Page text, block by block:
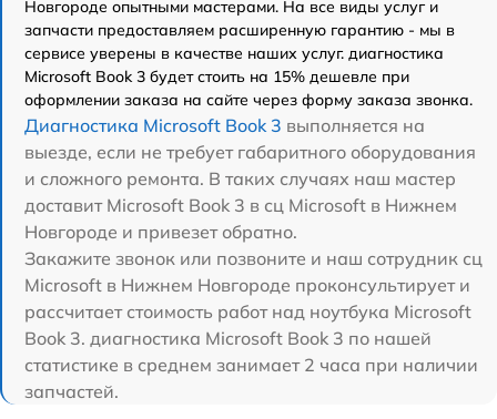
Новгороде опытными мастерами. На все виды услуг и
запчасти предоставляем расширенную гарантию - мы в
сервисе уверены в качестве наших услуг. диагностика
Microsoft Book 3 будет стоить на 15% дешевле при
оформлении заказа на сайте через форму заказа звонка.
Диагностика Microsoft Book 3 выполняется на
выезде, если не требует габаритного оборудования
и сложного ремонта. В таких случаях наш мастер
доставит Microsoft Book 3 в сц Microsoft в Нижнем
Новгороде и привезет обратно.
Закажите звонок или позвоните и наш сотрудник сц
Microsoft в Нижнем Новгороде проконсультирует и
рассчитает стоимость работ над ноутбука Microsoft
Book 3. диагностика Microsoft Book 3 по нашей
статистике в среднем занимает 2 часа при наличии
запчастей.